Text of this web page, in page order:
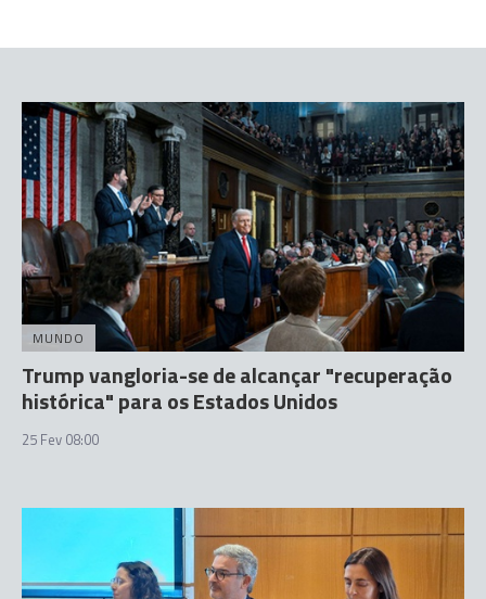
MUNDO
Trump vangloria-se de alcançar "recuperação
histórica" para os Estados Unidos
25 Fev 08:00